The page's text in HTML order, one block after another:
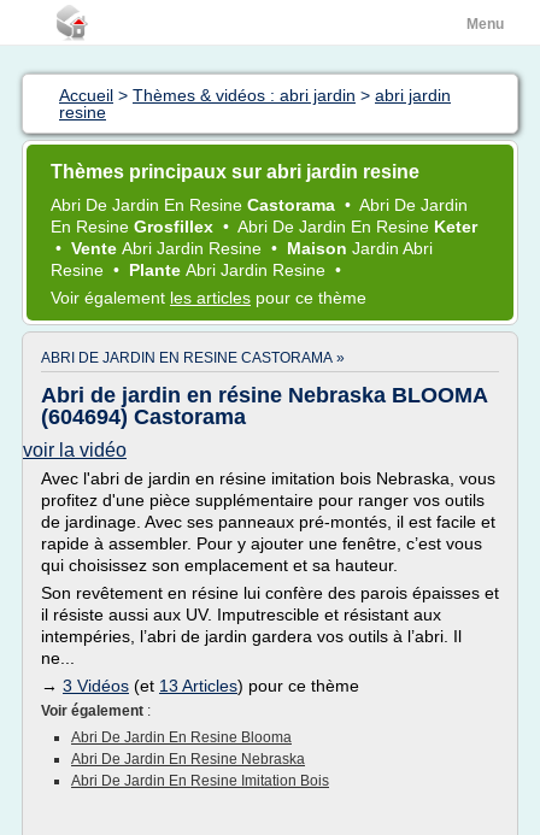
Menu
Accueil > Thèmes & vidéos : abri jardin > abri jardin
resine
Thèmes principaux sur abri jardin resine
Abri De Jardin En Resine Castorama • Abri De Jardin
En Resine Grosfillex • Abri De Jardin En Resine Keter
• Vente Abri Jardin Resine • Maison Jardin Abri
Resine • Plante Abri Jardin Resine •
Voir également les articles pour ce thème
ABRI DE JARDIN EN RESINE CASTORAMA »
Abri de jardin en résine Nebraska BLOOMA
(604694) Castorama
voir la vidéo
Avec l'abri de jardin en résine imitation bois Nebraska, vous
profitez d'une pièce supplémentaire pour ranger vos outils
de jardinage. Avec ses panneaux pré-montés, il est facile et
rapide à assembler. Pour y ajouter une fenêtre, c’est vous
qui choisissez son emplacement et sa hauteur.
Son revêtement en résine lui confère des parois épaisses et
il résiste aussi aux UV. Imputrescible et résistant aux
intempéries, l’abri de jardin gardera vos outils à l’abri. Il
ne...
→ 3 Vidéos (et 13 Articles) pour ce thème
Voir également :
Abri De Jardin En Resine Blooma
Abri De Jardin En Resine Nebraska
Abri De Jardin En Resine Imitation Bois